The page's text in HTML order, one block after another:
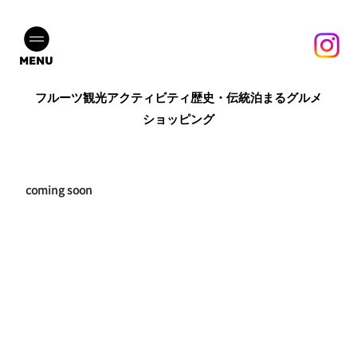
MENU
フルーツ観光アクティビティ歴史・伝統泊まるグルメ
ショッピング
coming soon